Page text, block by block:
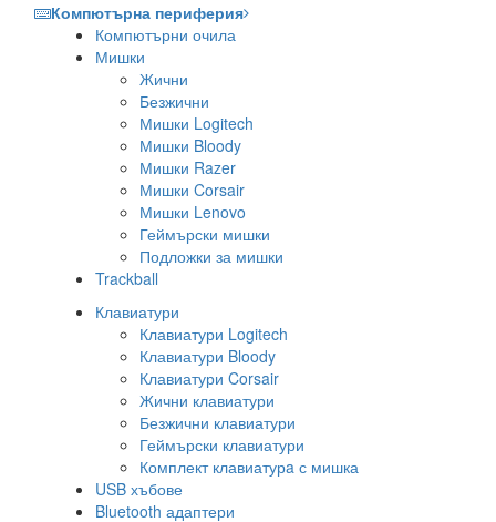
Компютърна периферия
Компютърни очила
Мишки
Жични
Безжични
Мишки Logitech
Мишки Bloody
Мишки Razer
Мишки Corsair
Мишки Lenovo
Геймърски мишки
Подложки за мишки
Trackball
Клавиатури
Клавиатури Logitech
Клавиатури Bloody
Клавиатури Corsair
Жични клавиатури
Безжични клавиатури
Геймърски клавиатури
Комплект клавиатурa с мишка
USB хъбове
Bluetooth адаптери